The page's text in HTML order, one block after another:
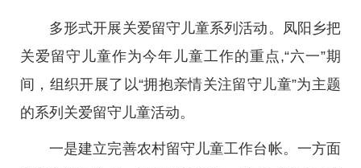
多形式开展关爱留守儿童系列活动。凤阳乡把
关爱留守儿童作为今年儿童工作的重点,“六一”期
间，组织开展了以“拥抱亲情关注留守儿童”为主题
的系列关爱留守儿童活动。
一是建立完善农村留守儿童工作台帐。一方面